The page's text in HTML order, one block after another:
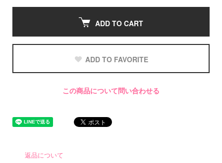
ADD TO CART
ADD TO FAVORITE
この商品について問い合わせる
返品について